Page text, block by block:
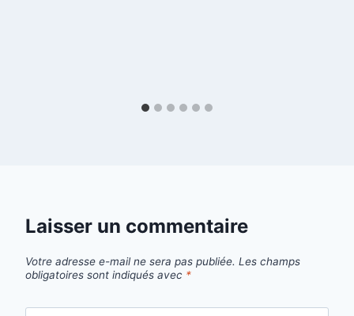
Laisser un commentaire
Votre adresse e-mail ne sera pas publiée. Les champs
obligatoires sont indiqués avec *